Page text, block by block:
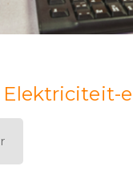
Elektriciteit-